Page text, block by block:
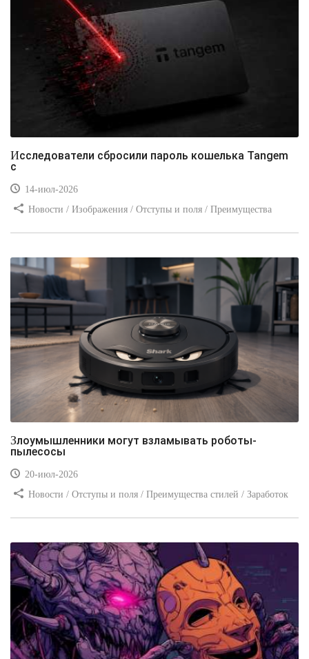
Исследователи сбросили пароль кошелька Tangem
с
14-июл-2026
Новости / Изображения / Отступы и поля / Преимущества
Злоумышленники могут взламывать роботы-
пылесосы
20-июл-2026
Новости / Отступы и поля / Преимущества стилей / Заработок